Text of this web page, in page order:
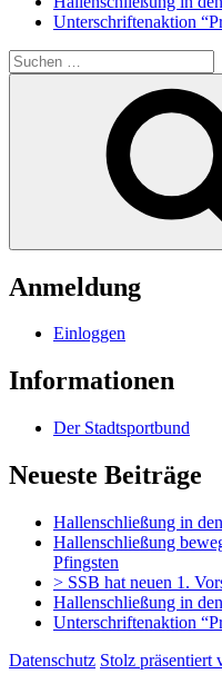
Unterschriftenaktion
Suchen
nach:
Anmeldung
Einloggen
Informationen
Der Stadtsportbund
Neueste Beiträge
Hallenschließung in
Hallenschließung
Pfingsten
> SSB hat neuen 1.
Hallenschließung in
Unterschriftenaktion
Datenschutz Stolz präsentiert